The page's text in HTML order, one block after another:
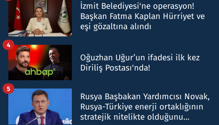
İzmit Belediyesi'ne operasyon!
Başkan Fatma Kaplan Hürriyet ve
eşi gözaltına alındı
Oğuzhan Uğur’un ifadesi ilk kez
Diriliş Postası'nda!
4
Rusya Başbakan Yardımcısı Novak,
Rusya-Türkiye enerji ortaklığının
stratejik nitelikte olduğunu
5